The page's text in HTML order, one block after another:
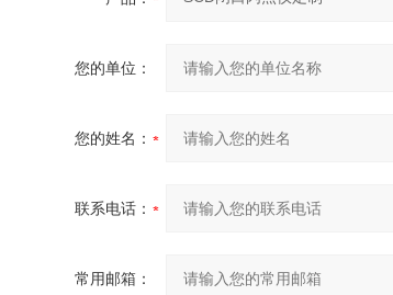
您的单位：
您的姓名：
联系电话：
常用邮箱：